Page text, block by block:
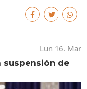
Lun 16. Mar
suspensión de